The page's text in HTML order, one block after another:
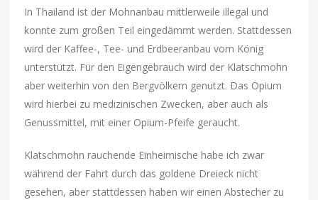
In Thailand ist der Mohnanbau mittlerweile illegal und
konnte zum großen Teil eingedämmt werden. Stattdessen
wird der Kaffee-, Tee- und Erdbeeranbau vom König
unterstützt. Für den Eigengebrauch wird der Klatschmohn
aber weiterhin von den Bergvölkern genutzt. Das Opium
wird hierbei zu medizinischen Zwecken, aber auch als
Genussmittel, mit einer Opium-Pfeife geraucht.
Klatschmohn rauchende Einheimische habe ich zwar
während der Fahrt durch das goldene Dreieck nicht
gesehen, aber stattdessen haben wir einen Abstecher zu